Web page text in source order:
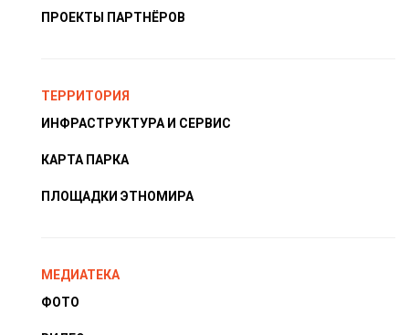
ПРОЕКТЫ ПАРТНЁРОВ
ТЕРРИТОРИЯ
ИНФРАСТРУКТУРА И СЕРВИС
КАРТА ПАРКА
ПЛОЩАДКИ ЭТНОМИРА
МЕДИАТЕКА
ФОТО